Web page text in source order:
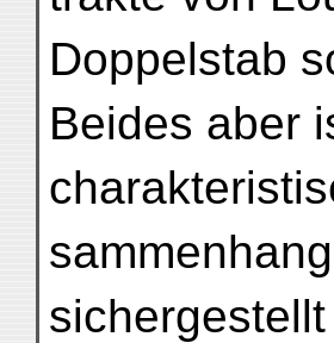
Doppelstab
Beides aber